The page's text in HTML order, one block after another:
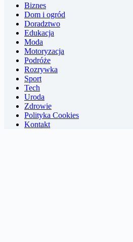
Biznes
Dom i ogród
Doradztwo
Edukacja
Moda
Motoryzacja
Podróże
Rozrywka
Sport
Tech
Uroda
Zdrowie
Polityka Cookies
Kontakt